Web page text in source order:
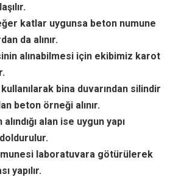
katlar uygunsa beton numune
da alınır.
alınabilmesi için ekibimiz karot
bina duvarından silindir
beton örneği alınır.
alan ise uygun yapı
laboratuvara götürülerek
yapılır.